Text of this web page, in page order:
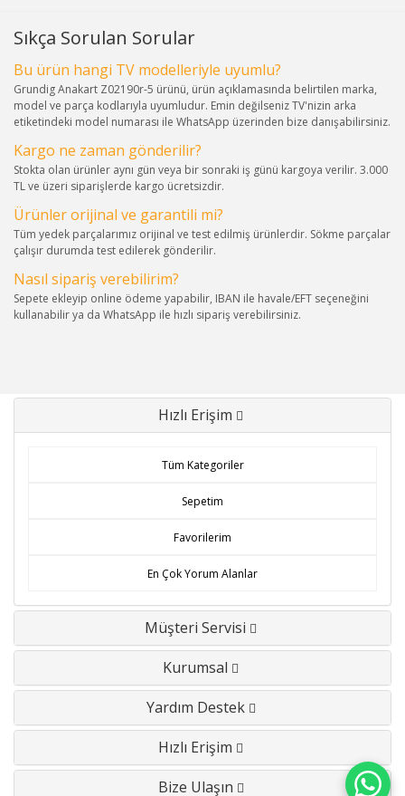
Sıkça Sorulan Sorular
Bu ürün hangi TV modelleriyle uyumlu?
Grundig Anakart Z02190r-5 ürünü, ürün açıklamasında belirtilen marka,
model ve parça kodlarıyla uyumludur. Emin değilseniz TV'nizin arka
etiketindeki model numarası ile WhatsApp üzerinden bize danışabilirsiniz.
Kargo ne zaman gönderilir?
Stokta olan ürünler aynı gün veya bir sonraki iş günü kargoya verilir. 3.000
TL ve üzeri siparişlerde kargo ücretsizdir.
Ürünler orijinal ve garantili mi?
Tüm yedek parçalarımız orijinal ve test edilmiş ürünlerdir. Sökme parçalar
çalışır durumda test edilerek gönderilir.
Nasıl sipariş verebilirim?
Sepete ekleyip online ödeme yapabilir, IBAN ile havale/EFT seçeneğini
kullanabilir ya da WhatsApp ile hızlı sipariş verebilirsiniz.
Hızlı Erişim
Tüm Kategoriler
Sepetim
Favorilerim
En Çok Yorum Alanlar
Müşteri Servisi
Kurumsal
Yardım Destek
Hızlı Erişim
Bize Ulaşın